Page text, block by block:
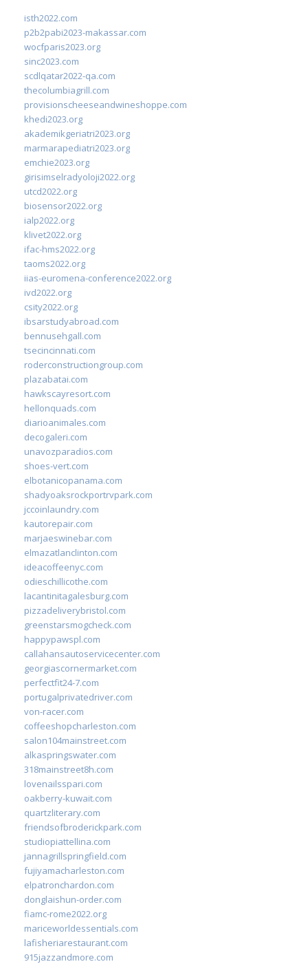
isth2022.com
p2b2pabi2023-makassar.com
wocfparis2023.org
sinc2023.com
scdlqatar2022-qa.com
thecolumbiagrill.com
provisionscheeseandwineshoppe.com
khedi2023.org
akademikgeriatri2023.org
marmarapediatri2023.org
emchie2023.org
girisimselradyoloji2022.org
utcd2022.org
biosensor2022.org
ialp2022.org
klivet2022.org
ifac-hms2022.org
taoms2022.org
iias-euromena-conference2022.org
ivd2022.org
csity2022.org
ibsarstudyabroad.com
bennusehgall.com
tsecincinnati.com
roderconstructiongroup.com
plazabatai.com
hawkscayresort.com
hellonquads.com
diarioanimales.com
decogaleri.com
unavozparadios.com
shoes-vert.com
elbotanicopanama.com
shadyoaksrockportrvpark.com
jccoinlaundry.com
kautorepair.com
marjaeswinebar.com
elmazatlanclinton.com
ideacoffeenyc.com
odieschillicothe.com
lacantinitagalesburg.com
pizzadeliverybristol.com
greenstarsmogcheck.com
happypawspl.com
callahansautoservicecenter.com
georgiascornermarket.com
perfectfit24-7.com
portugalprivatedriver.com
von-racer.com
coffeeshopcharleston.com
salon104mainstreet.com
alkaspringswater.com
318mainstreet8h.com
lovenailsspari.com
oakberry-kuwait.com
quartzliterary.com
friendsofbroderickpark.com
studiopiattellina.com
jannagrillspringfield.com
fujiyamacharleston.com
elpatronchardon.com
donglaishun-order.com
fiamc-rome2022.org
mariceworldessentials.com
lafisheriarestaurant.com
915jazzandmore.com